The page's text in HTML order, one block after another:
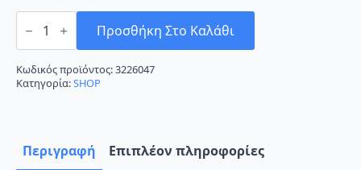
Samsung
AR09TXFYAWKNEU/AR09TXFYAWKXEU
Inverter
9000
BTU
A++/A+
Προσθήκη Στο Καλάθι
Κωδικός προϊόντος:3226047
Κατηγορία:SHOP
Περιγραφή Επιπλέον πληροφορίες